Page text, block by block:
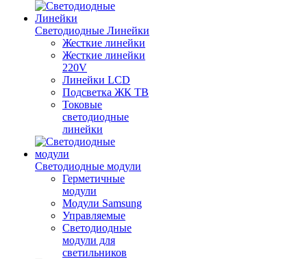
Светодиодные Линейки
Жесткие линейки
Жесткие линейки
220V
Линейки LCD
Подсветка ЖК ТВ
Токовые
светодиодные
линейки
Светодиодные модули
Герметичные
модули
Модули Samsung
Управляемые
Светодиодные
модули для
светильников